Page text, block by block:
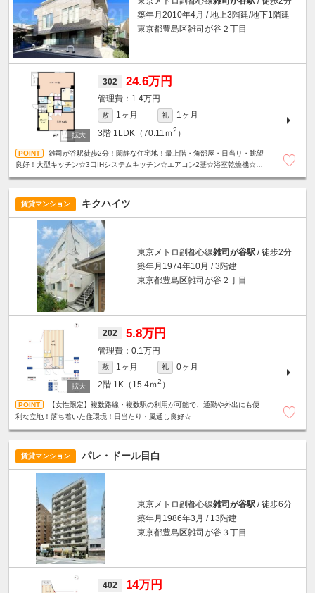
築年月2010年4月 / 地上3階建/地下1階建
東京都豊島区雑司が谷２丁目
302 24.6万円
1.4万円
敷 1ヶ月 礼
1ヶ月
3階 1LDK（70.11ｍ2 ）
雑司が谷駅徒歩2分！閑静な住宅地！最上階・角部屋・日当り・眺望
良好！大型キッチン☆3口IHシステムキッチン☆エアコン2基☆浴室乾燥機☆温
賃貸マンション キクハイツ
東京メトロ副都心線雑司が谷駅 / 徒歩2分
築年月1974年10月 / 3階建
東京都豊島区雑司が谷２丁目
202 5.8万円
0.1万円
敷 1ヶ月 礼
0ヶ月
2階 1K（15.4ｍ2 ）
【女性限定】複数路線・複数駅の利用が可能で、通勤や外出にも便
利な立地！落ち着いた住環境！日当たり・風通し良好☆
賃貸マンション パレ・ドール目白
東京メトロ副都心線雑司が谷駅 / 徒歩6分
築年月1986年3月 / 13階建
東京都豊島区雑司が谷３丁目
402 14万円